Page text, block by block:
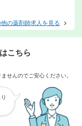
の薬剤師求人を見る
こちら
せんのでご安心ください。